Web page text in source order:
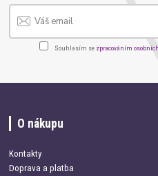
Souhlasím se zpracováním
O nákupu
Kontakty
Doprava a platba